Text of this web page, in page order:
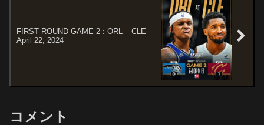
FIRST ROUND GAME 2 : ORL – CLE
April 22, 2024
コメント